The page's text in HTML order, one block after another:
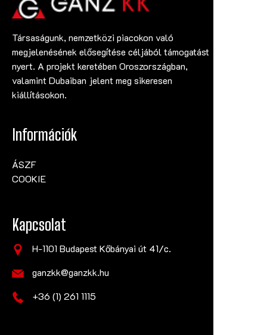
Társaságunk, nemzetközi piacokon való
megjelenésének elősegítése céljából támogatást
nyert. A projekt keretében Oroszországban,
valamint Dubaiban jelent meg sikeresen
kiállításokon.
Információk
ÁSZF
COOKIE
Kapcsolat
H-1101 Budapest Kőbányai út 41/c.
ganzkk@ganzkk.hu
+36 (1) 261 1115